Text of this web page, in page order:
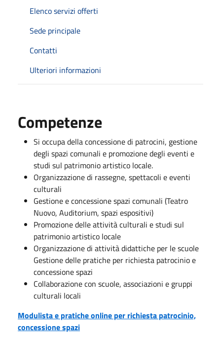
Elenco servizi offerti
Sede principale
Contatti
Ulteriori informazioni
Competenze
Si occupa della concessione di patrocini, gestione
degli spazi comunali e promozione degli eventi e
studi sul patrimonio artistico locale.
Organizzazione di rassegne, spettacoli e eventi
culturali
Gestione e concessione spazi comunali (Teatro
Nuovo, Auditorium, spazi espositivi)
Promozione delle attività culturali e studi sul
patrimonio artistico locale
Organizzazione di attività didattiche per le scuole
Gestione delle pratiche per richiesta patrocinio e
concessione spazi
Collaborazione con scuole, associazioni e gruppi
culturali locali
Modulista e pratiche online per richiesta patrocinio,
concessione spazi